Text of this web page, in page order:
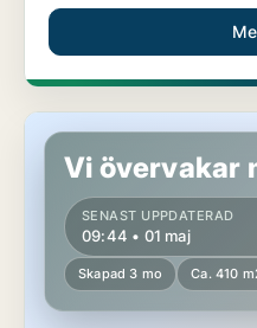
Butikslokal i Västra hisingen
Vi övervakar
SENAST UPPDATERAD
09:44 • 01 maj
Skapad 3 mo Ca. 410